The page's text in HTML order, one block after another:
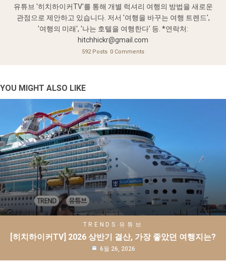
유튜브 '히치하이커TV'를 통해 개별 럭셔리 여행의 방법을 새로운
관점으로 제안하고 있습니다. 저서 '여행을 바꾸는 여행 트렌드',
'여행의 미래', '나는 호텔을 여행한다' 등. *연락처:
hitchhickr@gmail.com
592 Posts 0 Comments
YOU MIGHT ALSO LIKE
TRENDS 유튜브
[히치하이커TV] 2026 상반기 결산, 가장 좋았던 여행지는?
6월 26, 2026